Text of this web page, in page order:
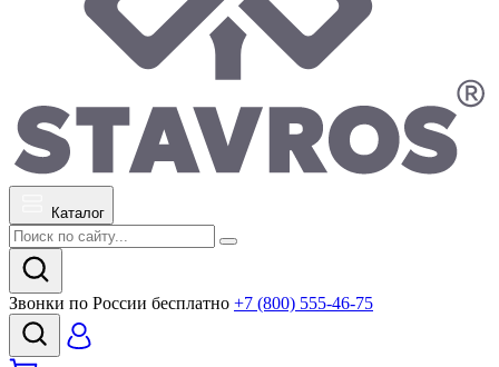
Каталог
Звонки по России бесплатно +7 (800) 555-46-75